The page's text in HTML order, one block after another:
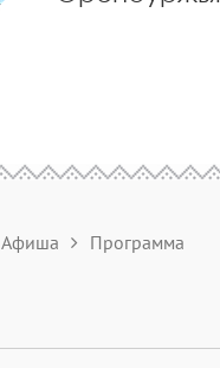
Афиша Программа